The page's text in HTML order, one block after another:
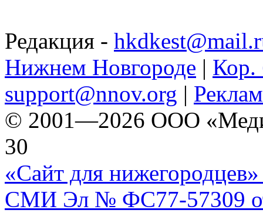
Редакция -
Нижнем Новгороде | Кор.
support@nnov.org |
© 2001—2026 ООО
30
«Сайт для нижегородцев»
СМИ Эл № ФС77-57309